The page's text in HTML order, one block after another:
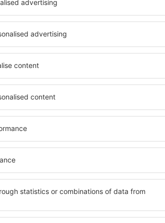
voor
ruim,
verblijven
zijn
minder
uw
del
weet u
hart
naar
uw
hierdoor
accommodatie
U kunt kiezen uit een
Mar, inclusief woningen
het centrum van Viña del
omgeving, waaronder
voor een fijne vakantie.
heeft tijdens uw vakantie
kinderen of huisdieren.